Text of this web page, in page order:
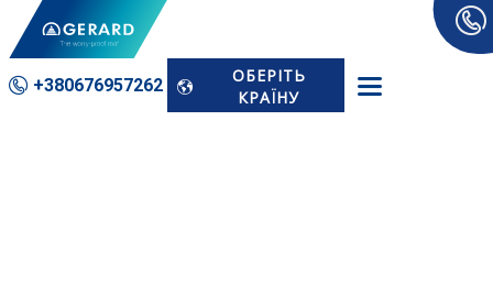
+380676­957262
ОБЕРІТЬ
КРАЇНУ